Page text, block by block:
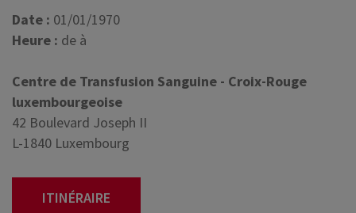
Date : 01/01/1970
Heure : de à
Centre de Transfusion Sanguine - Croix-Rouge
luxembourgeoise
42 Boulevard Joseph II
L-1840 Luxembourg
ITINÉRAIRE